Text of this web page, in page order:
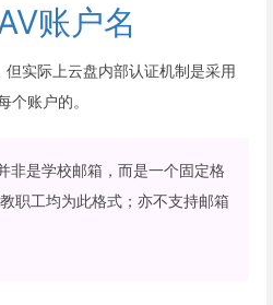
账户名
实际上云盘内部认证机制是采用
个账户的。
非是学校邮箱，而是一个固定格
职工均为此格式；亦不支持邮箱